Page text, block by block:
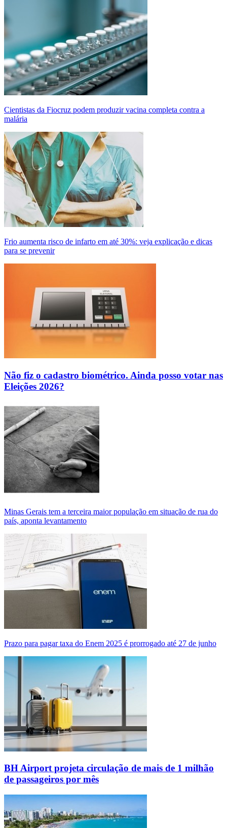
Cientistas da Fiocruz podem produzir vacina completa contra a
malária
Frio aumenta risco de infarto em até 30%: veja explicação e dicas
para se prevenir
Não fiz o cadastro biométrico. Ainda posso votar nas
Eleições 2026?
Minas Gerais tem a terceira maior população em situação de rua do
país, aponta levantamento
Prazo para pagar taxa do Enem 2025 é prorrogado até 27 de junho
BH Airport projeta circulação de mais de 1 milhão
de passageiros por mês